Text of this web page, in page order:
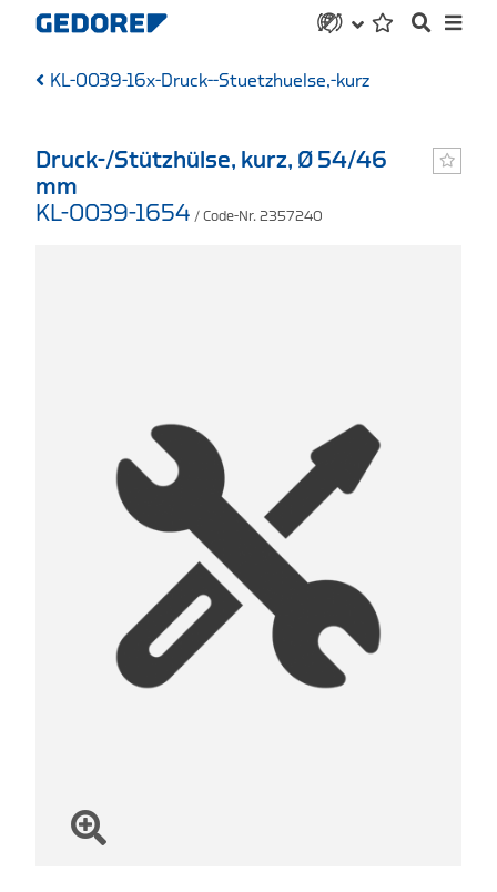
KL-0039-16x-Druck--Stuetzhuelse,-kurz
Druck-/Stützhülse, kurz, Ø 54/46
mm
KL-0039-1654 / Code-Nr. 2357240